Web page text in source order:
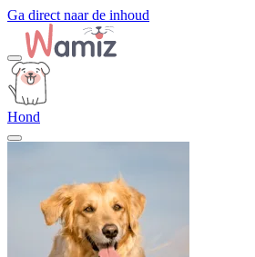
Ga direct naar de inhoud
Hond